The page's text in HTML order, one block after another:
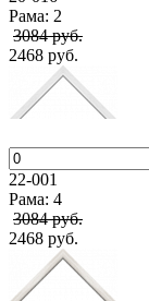
Рама: 2
3084 руб.
2468 руб.
22-001
Рама: 4
3084 руб.
2468 руб.